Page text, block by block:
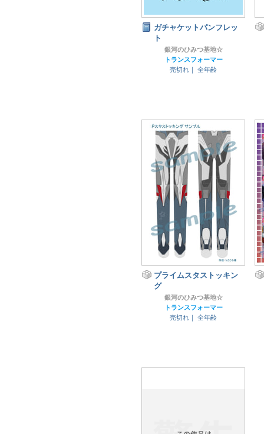
ガチャケットパンフレッ
ト
銀河のひみつ基地☆
トランスフォーマー
売切れ｜
全年齢
プライムスタストッキン
グ
銀河のひみつ基地☆
トランスフォーマー
売切れ｜
全年齢